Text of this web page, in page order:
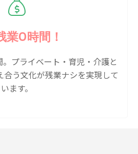
業0時間！
プライベート・育児・介護と
合う文化が残業ナシを実現して
います。